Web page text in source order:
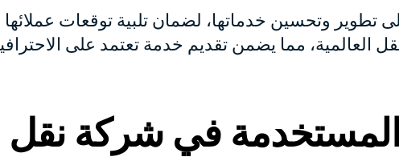
تطوير وتحسين خدماتها، لضمان تلبية توقعات
العالمية، مما يضمن تقديم خدمة تعتمد على
المستخدمة في شركة نقل